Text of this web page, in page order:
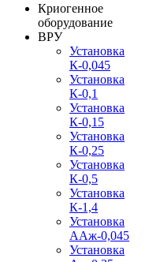
Криогенное
оборудование
ВРУ
Установка
К-0,045
Установка
К-0,1
Установка
К-0,15
Установка
К-0,25
Установка
К-0,5
Установка
К-1,4
Установка
ААж-0,045
Установка